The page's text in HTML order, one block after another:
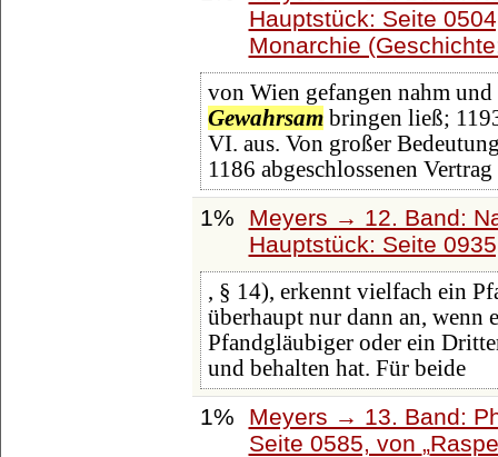
Hauptstück: Seite
Monarchie
von Wien gefangen nahm
Gewahrsambringen ließ;
VI. aus. Von großer
1186 abgeschlossenen
1%
Meyers → 12. Band:
Hauptstück: Seite
, § 14), erkennt vielfach ein
überhaupt nur dann an, wenn
Pfandgläubiger oder ein
und behalten hat. Für beide
1%
Meyers → 13. Band:
Seite 0585, von Raspe